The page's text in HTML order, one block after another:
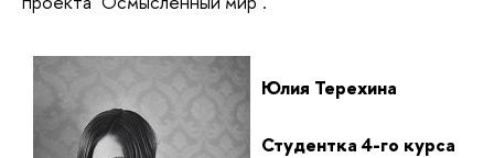
Юлия Терехина
Студентка 4-го курса